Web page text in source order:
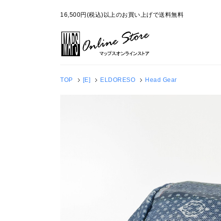
16,500円(税込)以上のお買い上げで送料無料
TOP [E] ELDORESO Head Gear